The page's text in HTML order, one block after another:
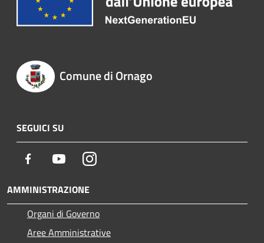
Comune di Ornago
SEGUICI SU
Facebook YoutubeInstagram
AMMINISTRAZIONE
Organi di Governo
Aree Amministrative